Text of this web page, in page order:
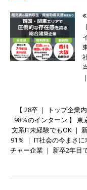
[
【 28卒 ｜ トップ企業
98％のインターン 】 東
文系IT未経験でもOK ｜
91％ ｜ IT社会の今まさ
チャー企業 ｜ 新卒2年目